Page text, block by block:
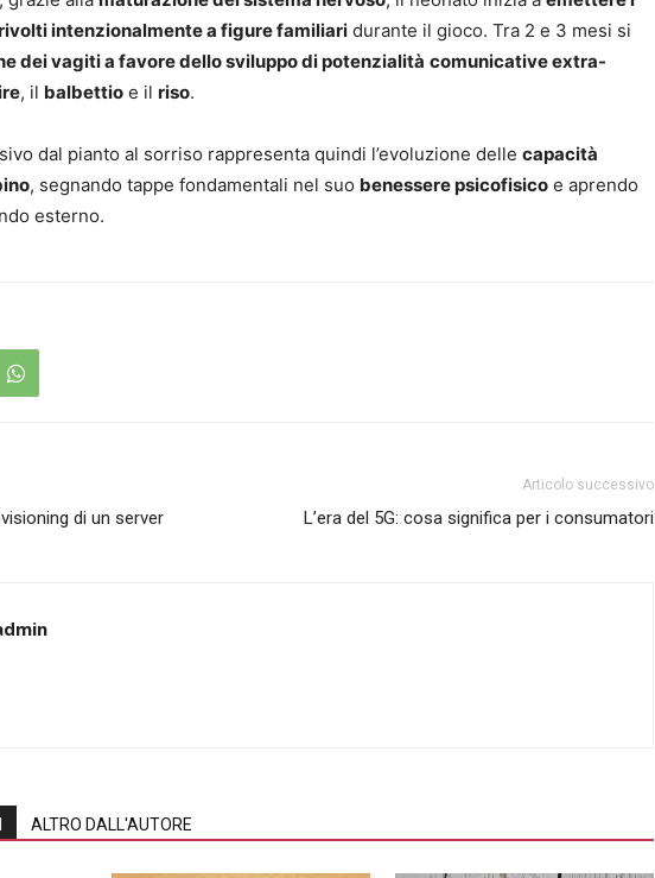
intenzionalmente a figure familiari durante il gioco. Tra 2 e 3 mesi si
dei vagiti a favore dello sviluppo di potenzialità comunicative extra-
, il balbettio e il riso.
dal pianto al sorriso rappresenta quindi l’evoluzione delle capacità
, segnando tappe fondamentali nel suo benessere psicofisico e aprendo
esterno.
di un server
Articolo successivo
L’era del 5G: cosa significa per i consumatori
ALTRO DALL'AUTORE